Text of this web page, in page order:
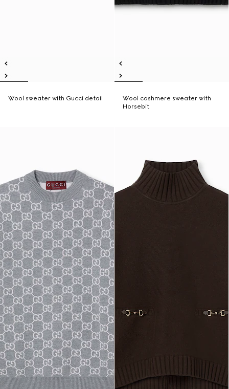
Wool sweater with Gucci detail
Wool cashmere sweater with
Horsebit